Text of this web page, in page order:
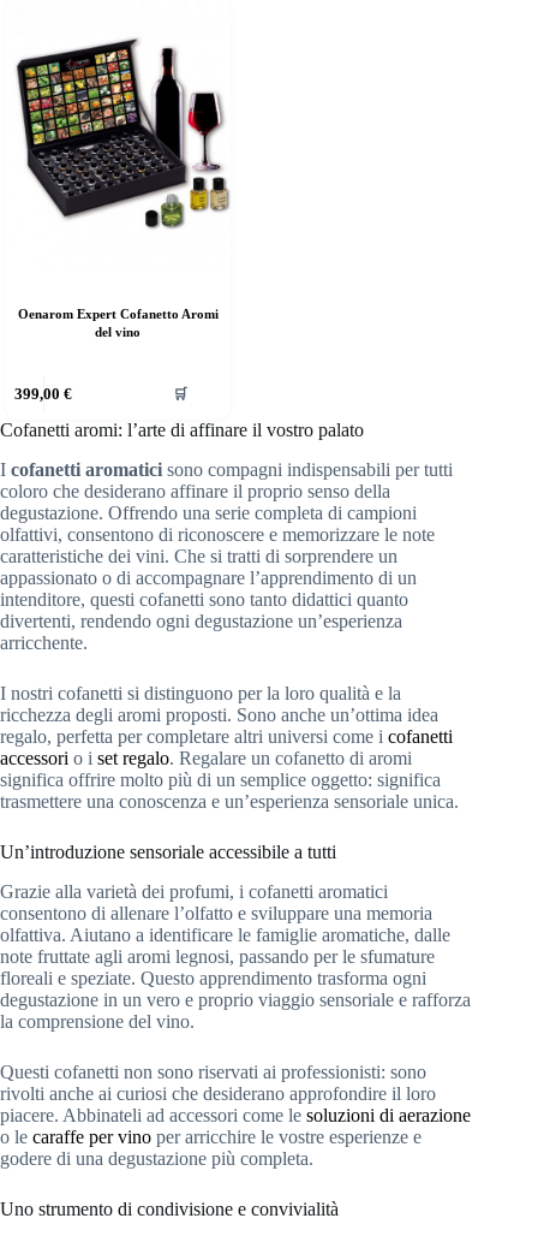
Oenarom Expert Cofanetto Aromi
del vino
399,00€ 🛒
Cofanetti aromi: l’arte di affinare il vostro palato
I cofanetti aromatici sono compagni indispensabili per tutti
coloro che desiderano affinare il proprio senso della
degustazione. Offrendo una serie completa di campioni
olfattivi, consentono di riconoscere e memorizzare le note
caratteristiche dei vini. Che si tratti di sorprendere un
appassionato o di accompagnare l’apprendimento di un
intenditore, questi cofanetti sono tanto didattici quanto
divertenti, rendendo ogni degustazione un’esperienza
arricchente.
I nostri cofanetti si distinguono per la loro qualità e la
ricchezza degli aromi proposti. Sono anche un’ottima idea
regalo, perfetta per completare altri universi come i cofanetti
accessori o i set regalo. Regalare un cofanetto di aromi
significa offrire molto più di un semplice oggetto: significa
trasmettere una conoscenza e un’esperienza sensoriale unica.
Un’introduzione sensoriale accessibile a tutti
Grazie alla varietà dei profumi, i cofanetti aromatici
consentono di allenare l’olfatto e sviluppare una memoria
olfattiva. Aiutano a identificare le famiglie aromatiche, dalle
note fruttate agli aromi legnosi, passando per le sfumature
floreali e speziate. Questo apprendimento trasforma ogni
degustazione in un vero e proprio viaggio sensoriale e rafforza
la comprensione del vino.
Questi cofanetti non sono riservati ai professionisti: sono
rivolti anche ai curiosi che desiderano approfondire il loro
piacere. Abbinateli ad accessori come le soluzioni di aerazione
o le caraffe per vino per arricchire le vostre esperienze e
godere di una degustazione più completa.
Uno strumento di condivisione e convivialità